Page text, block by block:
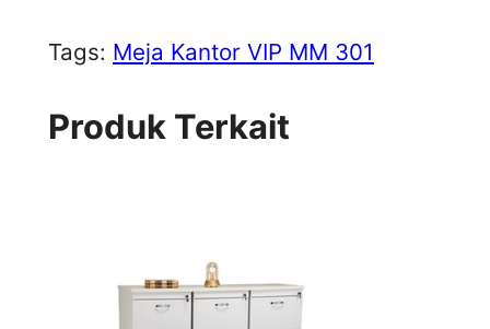
Tags: Meja Kantor VIP MM 301
Produk Terkait